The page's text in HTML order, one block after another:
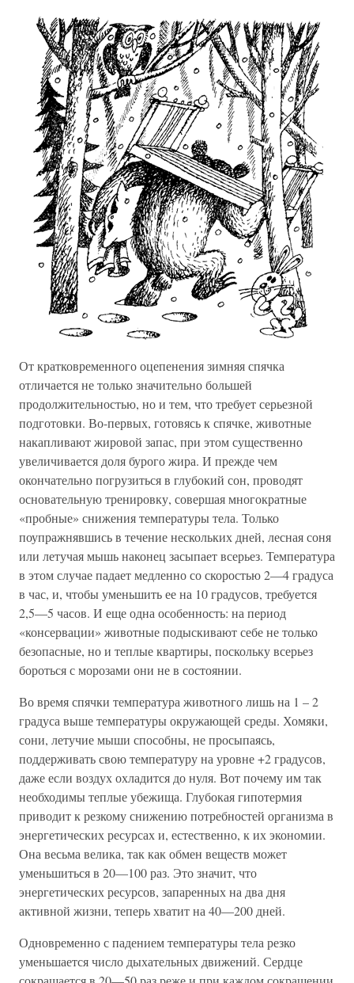
От кратковременного оцепенения зимняя спячка
отличается не только значительно большей
продолжительностью, но и тем, что требует серьезной
подготовки. Во-первых, готовясь к спячке, животные
накапливают жировой запас, при этом существенно
увеличивается доля бурого жира. И прежде чем
окончательно погрузиться в глубокий сон, проводят
основательную тренировку, совершая многократные
«пробные» снижения температуры тела. Только
поупражнявшись в течение нескольких дней, лесная соня
или летучая мышь наконец засыпает всерьез. Температура
в этом случае падает медленно со скоростью 2—4 градуса
в час, и, чтобы уменьшить ее на 10 градусов, требуется
2,5—5 часов. И еще одна особенность: на период
«консервации» животные подыскивают себе не только
безопасные, но и теплые квартиры, поскольку всерьез
бороться с морозами они не в состоянии.
Во время спячки температура животного лишь на 1 – 2
градуса выше температуры окружающей среды. Хомяки,
сони, летучие мыши способны, не просыпаясь,
поддерживать свою температуру на уровне +2 градусов,
даже если воздух охладится до нуля. Вот почему им так
необходимы теплые убежища. Глубокая гипотермия
приводит к резкому снижению потребностей организма в
энергетических ресурсах и, естественно, к их экономии.
Она весьма велика, так как обмен веществ может
уменьшиться в 20—100 раз. Это значит, что
энергетических ресурсов, запаренных на два дня
активной жизни, теперь хватит на 40—200 дней.
Одновременно с падением температуры тела резко
уменьшается число дыхательных движений. Сердце